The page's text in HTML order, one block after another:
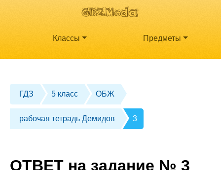
Классы Предметы
ГДЗ 5 класс ОБЖ
рабочая тетрадь Демидов 3
ОТВЕТ на задание № 3